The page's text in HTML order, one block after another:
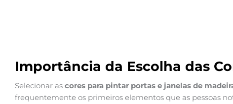
Importância da Escolha das
Selecionar as cores para pintar portas e janelas de
frequentemente os primeiros elementos que as pessoas